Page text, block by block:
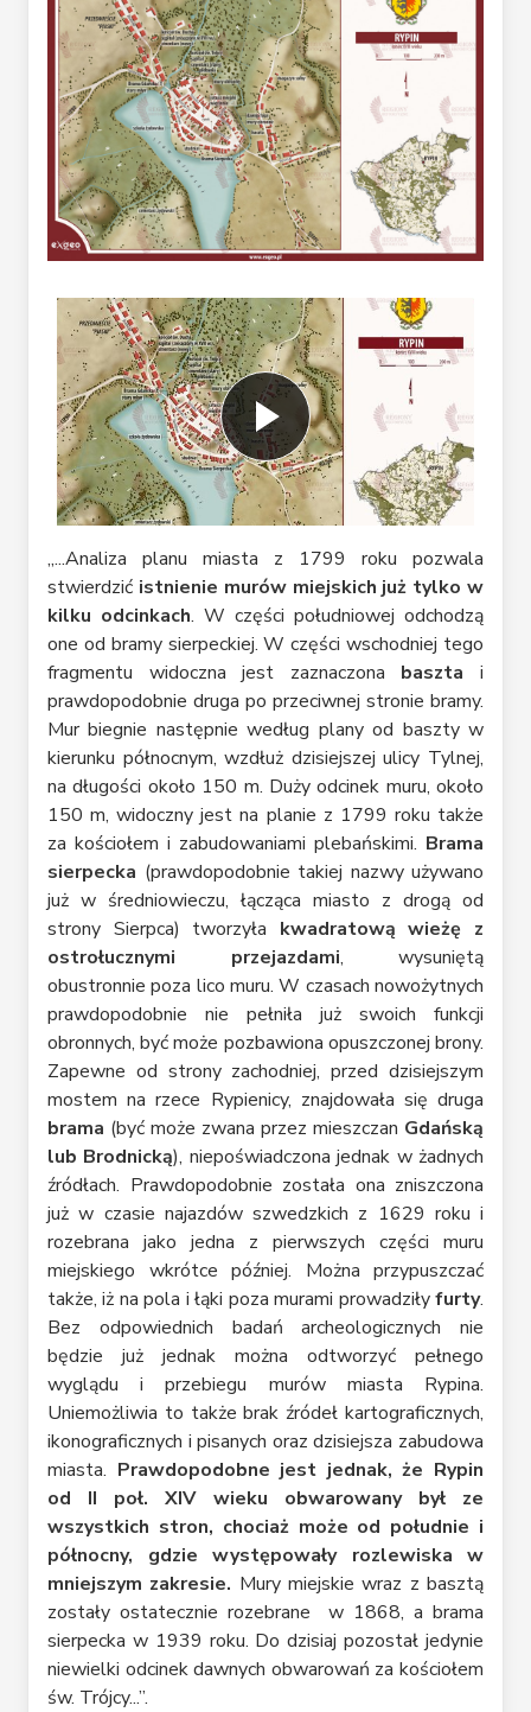
„...Analiza planu miasta z 1799 roku pozwala
stwierdzić istnienie murów miejskich już tylko w
kilku odcinkach. W części południowej odchodzą
one od bramy sierpeckiej. W części wschodniej tego
fragmentu widoczna jest zaznaczona baszta i
prawdopodobnie druga po przeciwnej stronie bramy.
Mur biegnie następnie według plany od baszty w
kierunku północnym, wzdłuż dzisiejszej ulicy Tylnej,
na długości około 150 m. Duży odcinek muru, około
150 m, widoczny jest na planie z 1799 roku także
za kościołem i zabudowaniami plebańskimi. Brama
sierpecka (prawdopodobnie takiej nazwy używano
już w średniowieczu, łącząca miasto z drogą od
strony Sierpca) tworzyła kwadratową wieżę z
ostrołucznymi przejazdami, wysuniętą
obustronnie poza lico muru. W czasach nowożytnych
prawdopodobnie nie pełniła już swoich funkcji
obronnych, być może pozbawiona opuszczonej brony.
Zapewne od strony zachodniej, przed dzisiejszym
mostem na rzece Rypienicy, znajdowała się druga
brama (być może zwana przez mieszczan Gdańską
lub Brodnicką), niepoświadczona jednak w żadnych
źródłach. Prawdopodobnie została ona zniszczona
już w czasie najazdów szwedzkich z 1629 roku i
rozebrana jako jedna z pierwszych części muru
miejskiego wkrótce później. Można przypuszczać
także, iż na pola i łąki poza murami prowadziłyfurty.
Bez odpowiednich badań archeologicznych nie
będzie już jednak można odtworzyć pełnego
wyglądu i przebiegu murów miasta Rypina.
Uniemożliwia to także brak źródeł kartograficznych,
ikonograficznych i pisanych oraz dzisiejsza zabudowa
miasta. Prawdopodobne jest jednak, że Rypin
od II poł. XIV wieku obwarowany był ze
wszystkich stron, chociaż może od południe i
północny, gdzie występowały rozlewiska w
mniejszym zakresie. Mury miejskie wraz z basztą
zostały ostatecznie rozebrane w 1868, a brama
sierpecka w 1939 roku. Do dzisiaj pozostał jedynie
niewielki odcinek dawnych obwarowań za kościołem
św. Trójcy...”.